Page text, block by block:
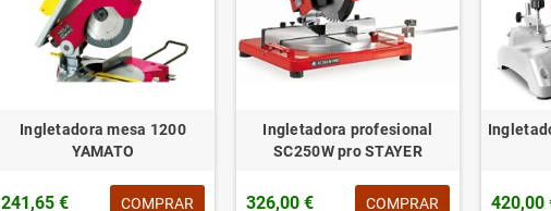
Ingletadora mesa 1200
YAMATO
241,65 € COMPRAR
Ingletadora profesional
SC250W pro STAYER
326,00 € COMPRAR 420,00